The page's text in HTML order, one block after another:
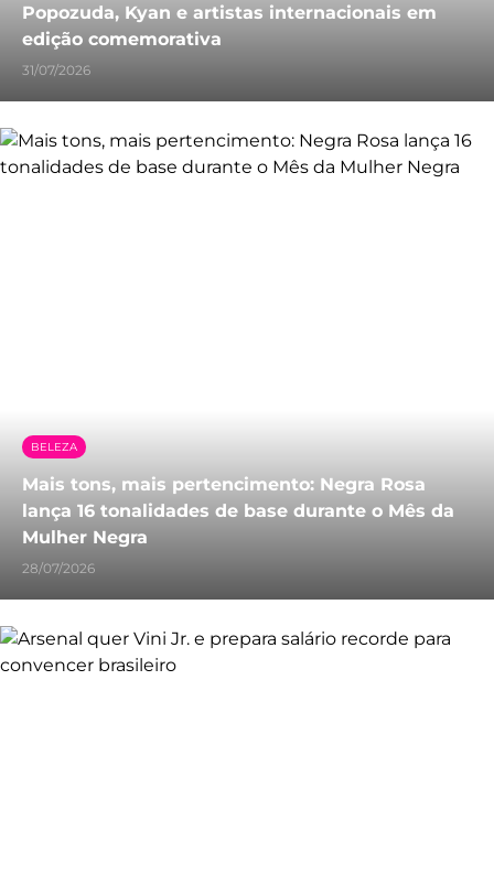
Popozuda, Kyan e artistas internacionais em
edição comemorativa
31/07/2026
BELEZA
Mais tons, mais pertencimento: Negra Rosa
lança 16 tonalidades de base durante o Mês da
Mulher Negra
28/07/2026